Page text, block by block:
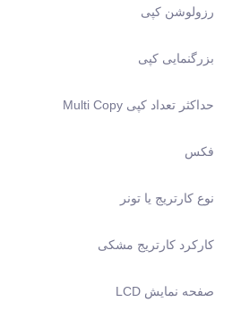
رزولوشن کپی
بزرگنمایی کپی
حداکثر تعداد کپی Multi Copy
فکس
نوع کارتریج یا تونر
کارکرد کارتریج مشکی
صفحه نمایش LCD